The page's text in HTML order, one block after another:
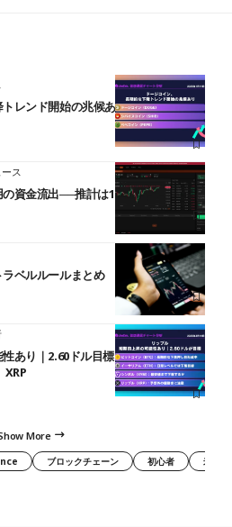
レンド開始の兆候あり【ミームコイ
ス
資金流出──推計は19.2億〜38.5億円
ベルルールまとめ
あり｜2.60ドル目標【仮想通貨チャー
XRP
More
ブロックチェーン 初心者 米国